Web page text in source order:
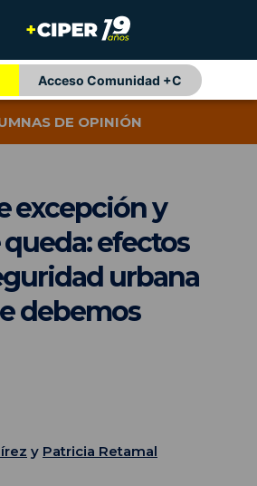
Acceso Comunidad +C
DE OPINIÓN
excepción y
efectos
urbana
debemos
y Patricia Retamal